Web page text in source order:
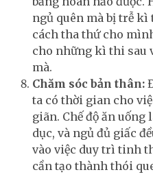
ngủ quên mà bị trễ
cách tha thứ cho
cho những kì thi sau
mà.
Chăm sóc bản thân:
ta có thời gian cho
giãn. Chế độ ăn
dục, và ngủ đủ giấc
vào việc duy trì tinh
cần tạo thành thói